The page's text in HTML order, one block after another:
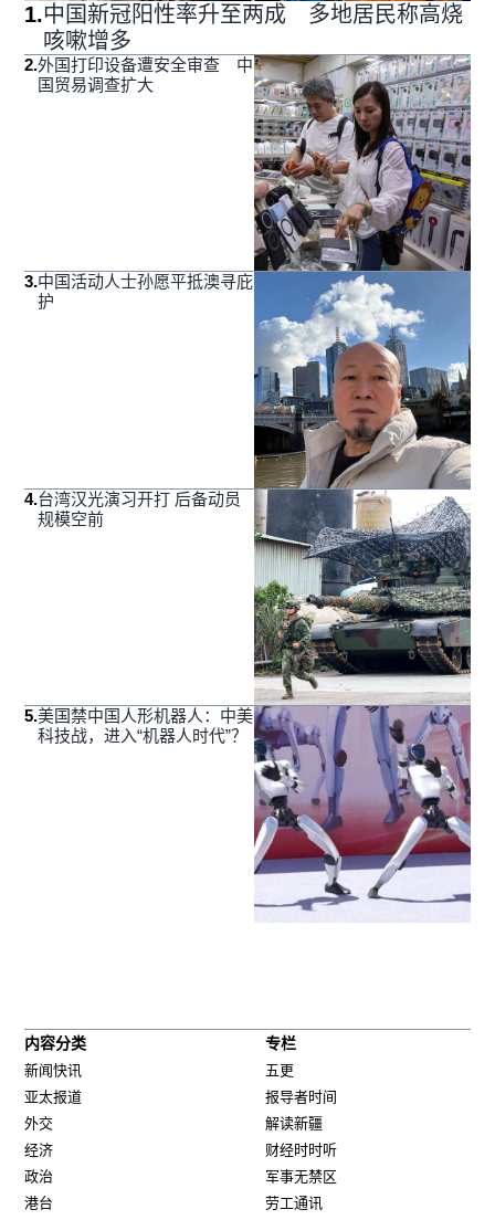
1.中国新冠阳性率升至两成 多地居民称高烧
咳嗽增多
2.外国打印设备遭安全审查 中
国贸易调查扩大
3.中国活动人士孙愿平抵澳寻庇
护
4.台湾汉光演习开打 后备动员
规模空前
5.美国禁中国人形机器人：中美
科技战，进入“机器人时代”？
内容分类
新闻快讯
亚太报道
外交
经济
政治
港台
专栏
五更
报导者时间
解读新疆
财经时时听
军事无禁区
劳工通讯